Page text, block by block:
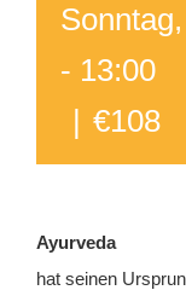
- 13:00
| €108
Ayurveda
hat seinen